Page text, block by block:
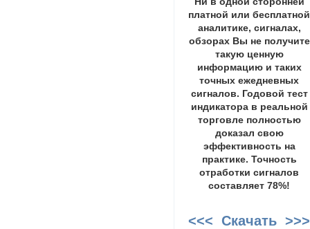
платной или бесплатной
аналитике, сигналах,
обзорах Вы не получите
такую ценную
информацию и таких
точных ежедневных
сигналов. Годовой тест
индикатора в реальной
торговле полностью
доказал свою
эффективность на
практике. Точность
отработки сигналов
составляет 78%!
<<< Скачать >>>